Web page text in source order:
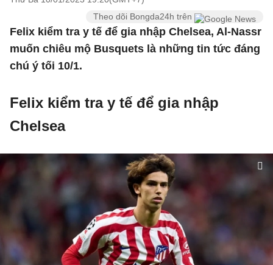
Theo dõi Bongda24h trên
Felix kiểm tra y tế để gia nhập Chelsea, Al-Nassr
muốn chiêu mộ Busquets là những tin tức đáng
chú ý tối 10/1.
Felix kiểm tra y tế để gia nhập
Chelsea